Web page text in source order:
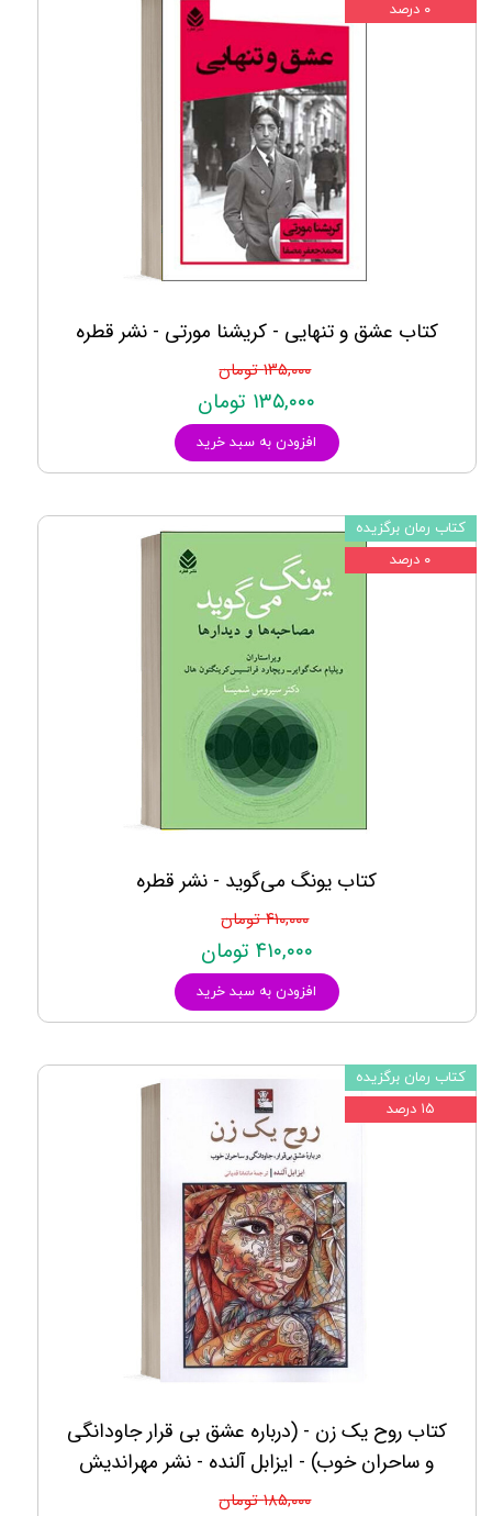
کتاب عشق و تنهایی - کریشنا مورتی - نشر قطره
۱۳۵,۰۰۰ تومان
۱۳۵,۰۰۰ تومان
افزودن به سبد خرید
۰ درصد
کتاب یونگ می‌گوید - نشر قطره
۴۱۰,۰۰۰ تومان
۴۱۰,۰۰۰ تومان
افزودن به سبد خرید
کتاب رمان برگزیده
۰ درصد
کتاب روح یک زن - (درباره عشق بی قرار جاودانگی
و ساحران خوب) - ایزابل آلنده - نشر مهراندیش
۱۸۵,۰۰۰ تومان
کتاب رمان برگزیده
۱۵ درصد